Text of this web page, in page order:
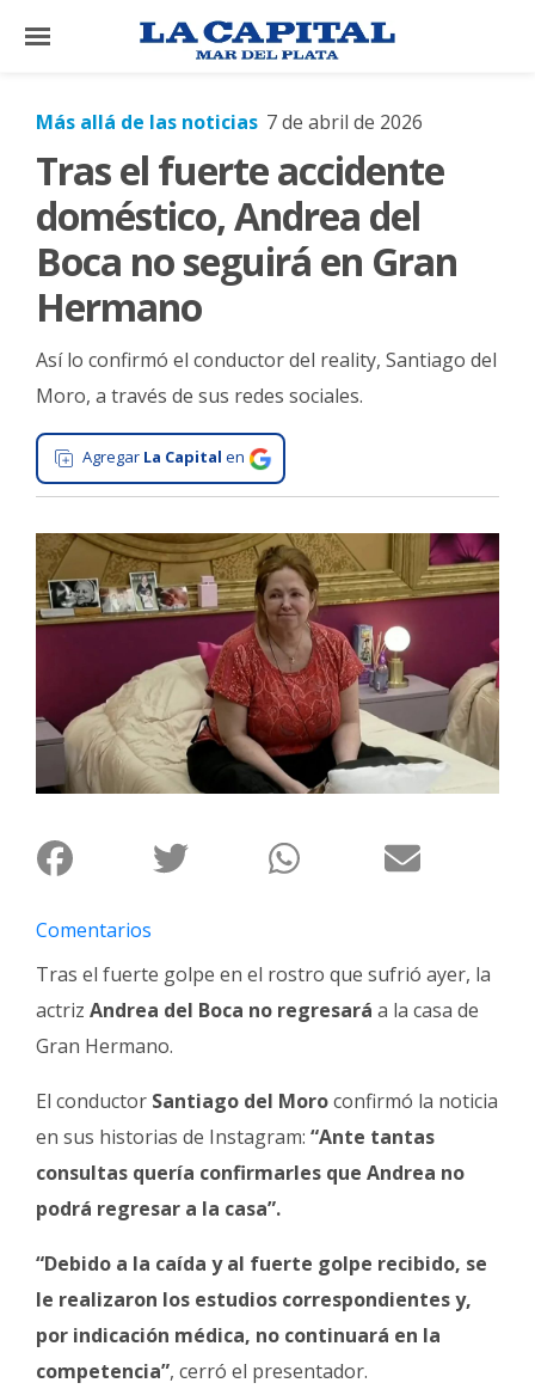
×
País
El
Mundo
La
Cultura
Tecnología
Gastronomía
Interés
General
Deportes
Arte
Policiales
Fotos
de
Clasificados
Más allá de las noticias 7 de abril de 2026
Tras el fuerte accidente
doméstico, Andrea del
Boca no seguirá en Gran
Hermano
Así lo confirmó el conductor del reality, Santiago del
Moro, a través de sus redes sociales.
Agregar La Capital en
Comentarios
Tras el fuerte golpe en el rostro que sufrió ayer, la
actriz Andrea del Boca no regresará a la casa de
Gran Hermano.
El conductor Santiago del Moroconfirmó la noticia
en sus historias de Instagram: “Ante tantas
consultas quería confirmarles que Andrea no
podrá regresar a la casa”.
“Debido a la caída y al fuerte golpe recibido, se
le realizaron los estudios correspondientes y,
por indicación médica, no continuará en la
competencia”, cerró el presentador.